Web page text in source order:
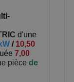
d'une
/ 10,50
7,00
pièce de